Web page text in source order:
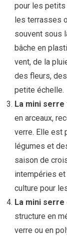
pour les petits
les terrasses
souvent sous
bâche en
vent, de la
des fleurs,
petite échelle.
La mini serre
en arceaux,
verre. Elle est
légumes et
saison de
intempéries
culture pour
La mini
structure en
verre ou en